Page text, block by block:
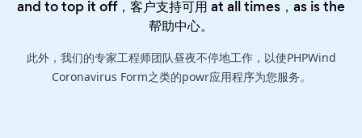
and to top it off，客户支持可用 at all times，as is the
帮助中心。
此外，我们的专家工程师团队昼夜不停地工作，以使PHPWind
Coronavirus Form之类的powr应用程序为您服务。